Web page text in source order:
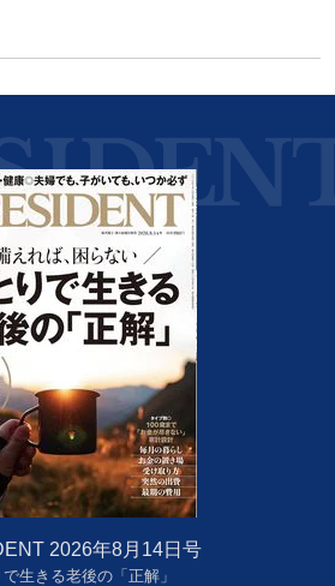
2026年8月14日号
生きる老後の「正解」